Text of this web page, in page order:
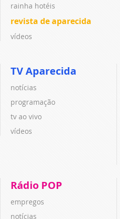
rainha hotéis
revista de aparecida
vídeos
TV Aparecida
notícias
programação
tv ao vivo
vídeos
Rádio POP
empregos
notícias